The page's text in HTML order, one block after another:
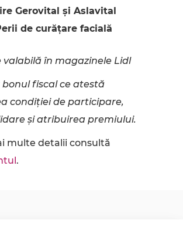
Gerovital și Aslavital
de curățare facială
în magazinele Lidl
bonul fiscal ce atestă
condiției de participare,
și atribuirea premiului.
multe detalii consultă
.